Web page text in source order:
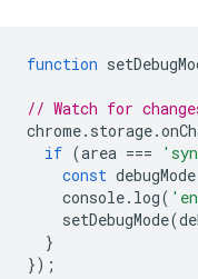
function
// Watch for
chrome. storage.
if (area ===
const debugMode
console. log(
setDebugMode(
}
});